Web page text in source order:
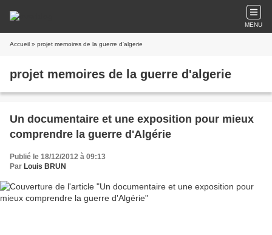
MENU
Accueil » projet memoires de la guerre d'algerie
projet memoires de la guerre d'algerie
Un documentaire et une exposition pour mieux
comprendre la guerre d'Algérie
Publié le 18/12/2012 à 09:13
Par Louis BRUN